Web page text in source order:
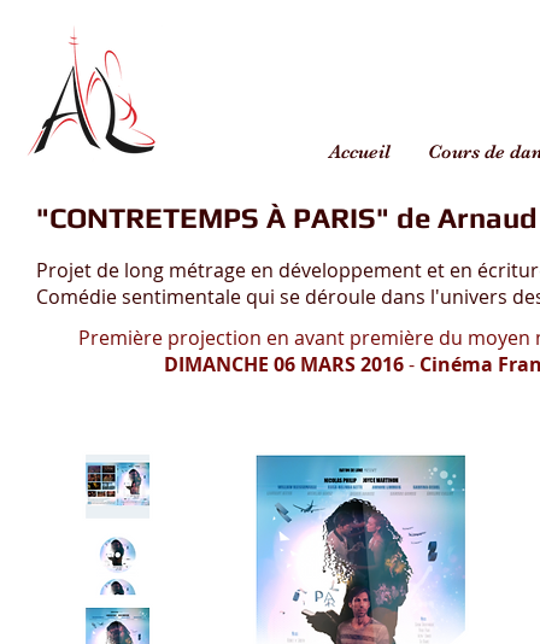
Accueil Cours de
"CONTRETEMPS À PARIS" de
Projet de long métrage en développement et en
Comédie sentimentale qui se déroule dans l'univers
Première projection en avant première du moyen
DIMANCHE 06 MARS 2016- Cinéma